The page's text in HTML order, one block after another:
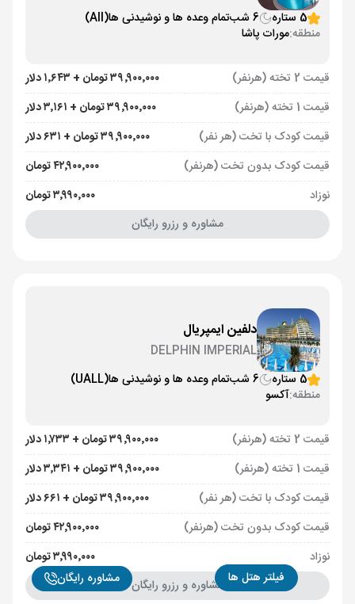
فیلتر هتل ها
5 ستاره
6 شب تمام وعده ها و نوشیدنی ها(All)
منطقه:مورات پاشا
قیمت 2 تخته (هرنفر)
۳۹٬۹۰۰٬۰۰۰ تومان + ۱٬۶۴۳ دلار
قیمت 1 تخته (هرنفر)
۳۹٬۹۰۰٬۰۰۰ تومان + ۳٬۱۶۱ دلار
قیمت کودک با تخت (هر نفر)
۳۹٬۹۰۰٬۰۰۰ تومان + ۶۳۱ دلار
قیمت کودک بدون تخت (هرنفر)
۴۲٬۹۰۰٬۰۰۰ تومان
نوزاد
۳٬۹۹۰٬۰۰۰ تومان
مشاوره و رزرو رایگان
دلفین ایمپریال
DELPHIN IMPERIAL
5 ستاره
6 شب تمام وعده ها و نوشیدنی ها(UALL)
منطقه:آکسو
قیمت 2 تخته (هرنفر)
۳۹٬۹۰۰٬۰۰۰ تومان + ۱٬۷۳۳ دلار
قیمت 1 تخته (هرنفر)
۳۹٬۹۰۰٬۰۰۰ تومان + ۳٬۳۴۱ دلار
قیمت کودک با تخت (هر نفر)
۳۹٬۹۰۰٬۰۰۰ تومان + ۶۶۱ دلار
قیمت کودک بدون تخت (هرنفر)
۴۲٬۹۰۰٬۰۰۰ تومان
نوزاد
۳٬۹۹۰٬۰۰۰ تومان
مشاوره و رزرو رایگان
مشاوره رایگان